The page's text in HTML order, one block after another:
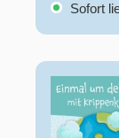
Sofort
Einmal